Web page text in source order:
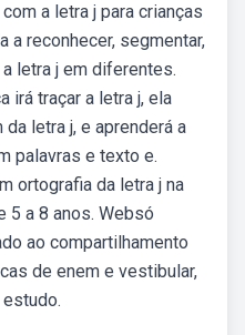
a letra j para crianças
a reconhecer, segmentar,
letra j em diferentes.
irá traçar a letra j, ela
letra j, e aprenderá a
palavras e texto e.
ortografia da letra j na
5 a 8 anos. Websó
ao compartilhamento
de enem e vestibular,